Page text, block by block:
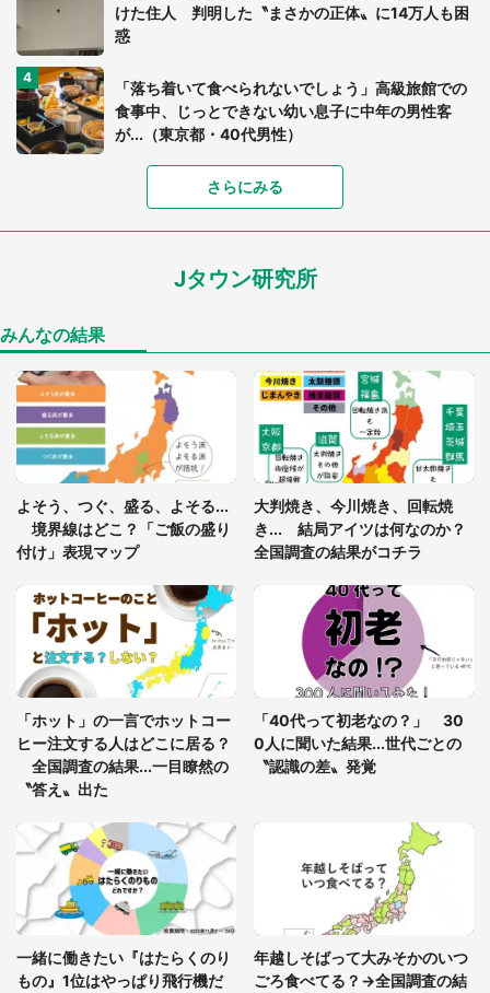
けた住人 判明した〝まさかの正体〟に14万人も困
惑
「落ち着いて食べられないでしょう」高級旅館での
食事中、じっとできない幼い息子に中年の男性客
が...（東京都・40代男性）
「富豪すぎ」1歳息子の〝店頭駄々こね〟の内容に1.
7万人驚がく 「お菓子売り場ならまだしも...」「ハ
ードル高い」
あまりにも四角すぎる猫、激写される 「これもう
「閉所恐怖症の私は新幹線で大パニック。隣席の青
年に『手を繋いで』とお願いしたら...」 体験談に
8万人感動
グっちゃってた〝野生の野菜〟に6.5万人戦慄
「○○がない街に住んでいます」住人の呟きに30万
人驚がく 何が存在しないか、あなたはわかる？
「修学旅行に途中参加する娘を送って行ったら、真
っ暗な道で遭難状態。なんとか見つけた民家に助け
を求めると、住人の男性が...」
さらにみる
Jタウン研究所
みんなの結果
よそう、つぐ、盛る、よそる...
境界線はどこ？「ご飯の盛り
付け」表現マップ
大判焼き、今川焼き、回転焼
き... 結局アイツは何なのか？
全国調査の結果がコチラ
「ホット」の一言でホットコー
ヒー注文する人はどこに居る？
全国調査の結果...一目瞭然の
〝答え〟出た
「40代って初老なの？」 30
0人に聞いた結果...世代ごとの
〝認識の差〟発覚
一緒に働きたい『はたらくのり
もの』1位はやっぱり飛行機だ
年越しそばって大みそかのいつ
ごろ食べてる？→全国調査の結